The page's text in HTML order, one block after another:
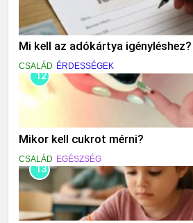
Mi kell az adókártya igényléshez?
CSALÁD ÉRDESSÉGEK
12
Mikor kell cukrot mérni?
CSALÁD EGÉSZSÉG
13